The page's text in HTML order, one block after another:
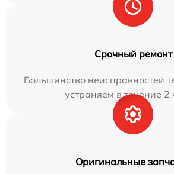
Срочный ремонт
Большинство неисправностей
устраняем в течение 2
Оригинальные